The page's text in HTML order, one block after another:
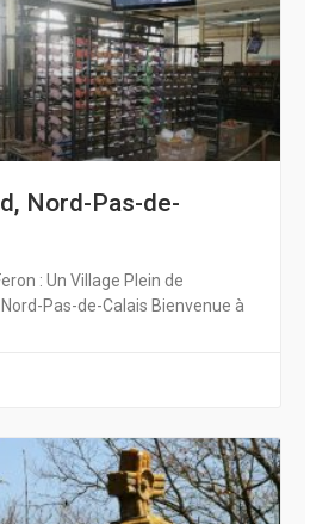
Nord-Pas-de-
: Un Village Plein de
Pas-de-Calais Bienvenue à